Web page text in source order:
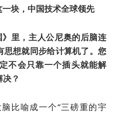
块，中国技术全球领先
里，主人公尼奥的后脑连
思想就同步给计算机了。您
不会只靠一个插头就能解
？
比喻成一个“三磅重的宇